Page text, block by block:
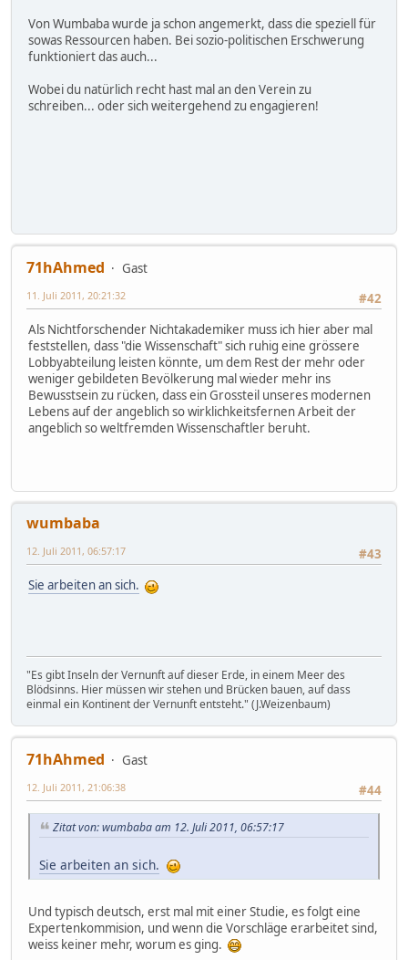
Von Wumbaba wurde ja schon angemerkt, dass die speziell für
sowas Ressourcen haben. Bei sozio-politischen Erschwerung
funktioniert das auch...
Wobei du natürlich recht hast mal an den Verein zu
schreiben... oder sich weitergehend zu engagieren!
71hAhmed
Gast
#42
11. Juli 2011, 20:21:32
Als Nichtforschender Nichtakademiker muss ich hier aber mal
feststellen, dass "die Wissenschaft" sich ruhig eine grössere
Lobbyabteilung leisten könnte, um dem Rest der mehr oder
weniger gebildeten Bevölkerung mal wieder mehr ins
Bewusstsein zu rücken, dass ein Grossteil unseres modernen
Lebens auf der angeblich so wirklichkeitsfernen Arbeit der
angeblich so weltfremden Wissenschaftler beruht.
wumbaba
#43
12. Juli 2011, 06:57:17
Sie arbeiten an sich.
"Es gibt Inseln der Vernunft auf dieser Erde, in einem Meer des
Blödsinns. Hier müssen wir stehen und Brücken bauen, auf dass
einmal ein Kontinent der Vernunft entsteht." (J.Weizenbaum)
71hAhmed
Gast
#44
12. Juli 2011, 21:06:38
Zitat von: wumbaba am 12. Juli 2011, 06:57:17
Sie arbeiten an sich.
Und typisch deutsch, erst mal mit einer Studie, es folgt eine
Expertenkommision, und wenn die Vorschläge erarbeitet sind,
weiss keiner mehr, worum es ging.